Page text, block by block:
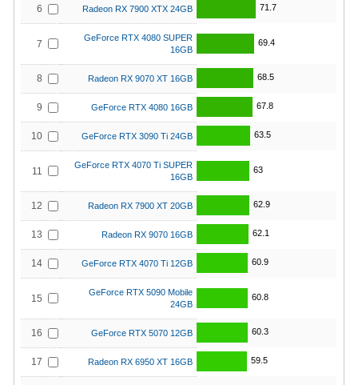
6 Radeon RX 7900 XTX 24GB 71.7
7
GeForce RTX 4080 SUPER
16GB
69.4
8 Radeon RX 9070 XT 16GB 68.5
9 GeForce RTX 4080 16GB 67.8
10 GeForce RTX 3090 Ti 24GB 63.5
11
GeForce RTX 4070 Ti SUPER
16GB
63
12 Radeon RX 7900 XT 20GB 62.9
13 Radeon RX 9070 16GB 62.1
14 GeForce RTX 4070 Ti 12GB 60.9
15
GeForce RTX 5090 Mobile
24GB
60.8
16 GeForce RTX 5070 12GB 60.3
17 Radeon RX 6950 XT 16GB 59.5